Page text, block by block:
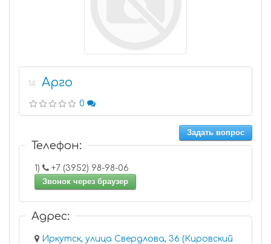
14 Арго
0
Задать вопрос
Телефон:
1)
+7 (3952) 98-98-06
Звонок через браузер
Адрес:
Иркутск, улица Свердлова, 36 (Кировский